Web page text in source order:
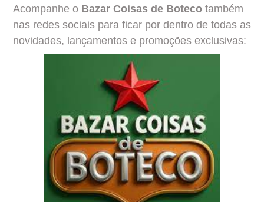
Acompanhe o Bazar Coisas de Boteco também
nas redes sociais para ficar por dentro de todas as
novidades, lançamentos e promoções exclusivas: